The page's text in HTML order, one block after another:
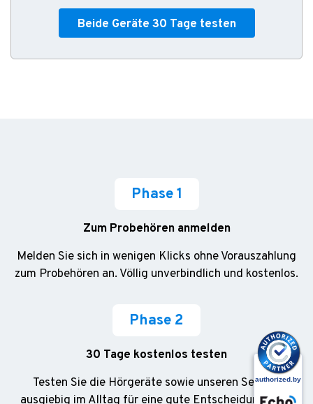
Beide Geräte 30 Tage testen
Phase 1
Zum Probehören anmelden
Melden Sie sich in wenigen Klicks ohne Vorauszahlung
zum Probehören an. Völlig unverbindlich und kostenlos.
Phase 2
30 Tage kostenlos testen
Testen Sie die Hörgeräte sowie unseren Service
ausgiebig im Alltag für eine gute Entscheidung ohne